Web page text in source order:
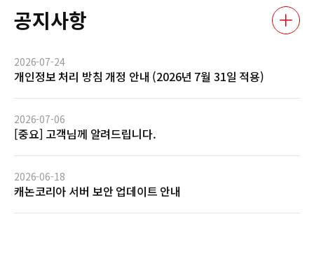
공지사항
2026-07-24
개인정보 처리 방침 개정 안내 (2026년 7월 31일 적용)
2026-07-06
[중요] 고객님께 알려드립니다.
2026-06-18
캐논코리아 서버 보안 업데이트 안내